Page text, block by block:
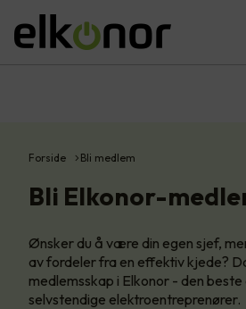
Forside Bli medlem
Bli Elkonor-
Ønsker du å være din egen sjef,
av fordeler fra en effektiv kjede?
medlemsskap i Elkonor - den
selvstendige elektroentreprenører.